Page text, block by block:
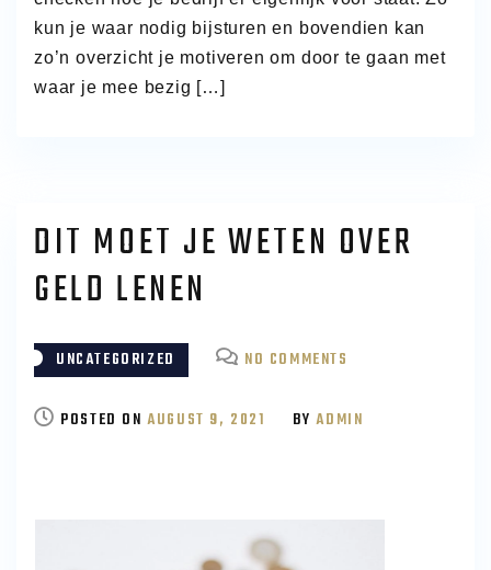
kun je waar nodig bijsturen en bovendien kan
zo’n overzicht je motiveren om door te gaan met
waar je mee bezig […]
DIT MOET JE WETEN OVER
GELD LENEN
UNCATEGORIZED NO COMMENTS
MOET
POSTED ONAUGUST 9, 2021 BYADMIN